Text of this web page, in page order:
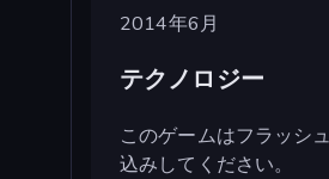
2014年6月
テクノロジー
このゲームはフラッシ
込みしてください。